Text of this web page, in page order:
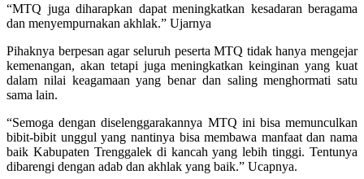
“MTQ juga diharapkan dapat meningkatkan kesadaran beragama
dan menyempurnakan akhlak.” Ujarnya
Pihaknya berpesan agar seluruh peserta MTQ tidak hanya mengejar
kemenangan, akan tetapi juga meningkatkan keinginan yang kuat
dalam nilai keagamaan yang benar dan saling menghormati satu
sama lain.
“Semoga dengan diselenggarakannya MTQ ini bisa memunculkan
bibit-bibit unggul yang nantinya bisa membawa manfaat dan nama
baik Kabupaten Trenggalek di kancah yang lebih tinggi. Tentunya
dibarengi dengan adab dan akhlak yang baik.” Ucapnya.